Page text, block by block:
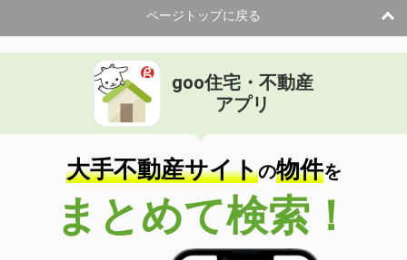
ページトップに戻る
goo住宅・不動産
アプリ
大手不動産サイトの物件を
まとめて検索！